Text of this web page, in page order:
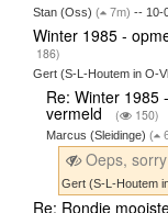
Stan (Oss) ( 7m) -- 10-
Winter 1985 -
186)
Gert (S-L-Houtem in O-
Re: Winter 1985
vermeld ( 150)
Marcus (Sleidinge)(
Oeps, sorry
Gert (S-L-Houtem
Re: Rondje